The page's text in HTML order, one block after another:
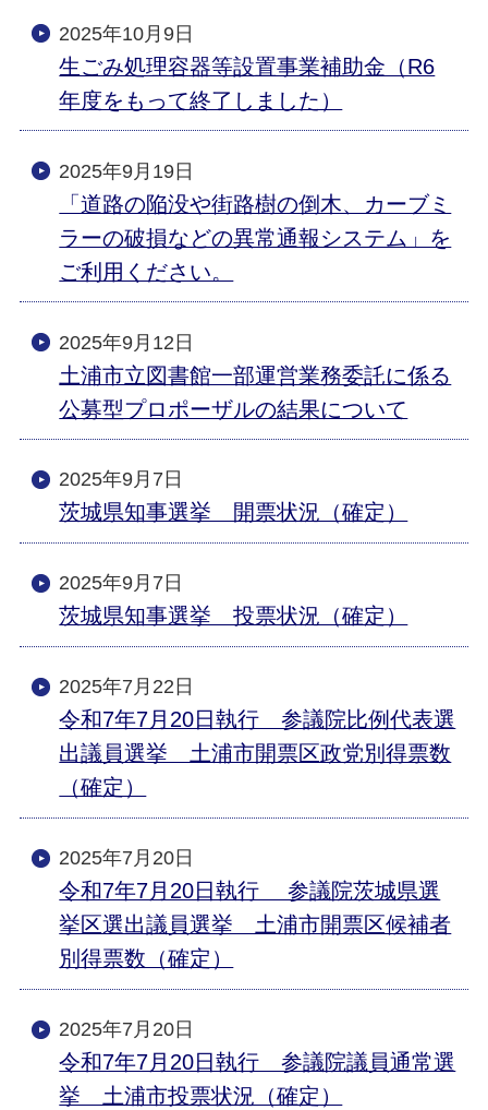
2025年10月9日
生ごみ処理容器等設置事業補助金（R6
年度をもって終了しました）
2025年9月19日
「道路の陥没や街路樹の倒木、カーブミ
ラーの破損などの異常通報システム」を
ご利用ください。
2025年9月12日
土浦市立図書館一部運営業務委託に係る
公募型プロポーザルの結果について
2025年9月7日
茨城県知事選挙 開票状況（確定）
2025年9月7日
茨城県知事選挙 投票状況（確定）
2025年7月22日
令和7年7月20日執行 参議院比例代表選
出議員選挙 土浦市開票区政党別得票数
（確定）
2025年7月20日
令和7年7月20日執行 参議院茨城県選
挙区選出議員選挙 土浦市開票区候補者
別得票数（確定）
2025年7月20日
令和7年7月20日執行 参議院議員通常選
挙 土浦市投票状況（確定）